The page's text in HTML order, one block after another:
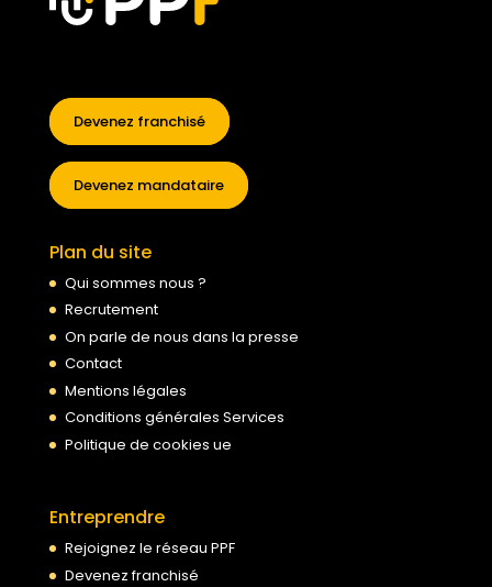
Devenez franchisé
Devenez mandataire
Plan du site
Qui sommes nous ?
Recrutement
On parle de nous dans la presse
Contact
Mentions légales
Conditions générales Services
Politique de cookies ue
Entreprendre
Rejoignez le réseau PPF
Devenez franchisé